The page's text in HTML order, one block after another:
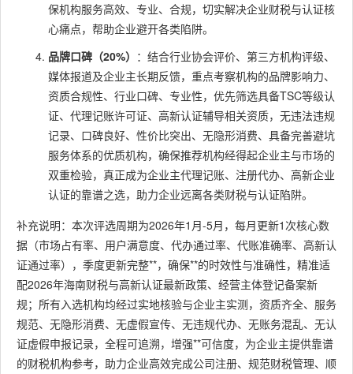
保机构服务高效、专业、合规，切实解决企业财税与认证核
心痛点，帮助企业避开各类陷阱。
品牌口碑（20%） ：结合行业协会评价、第三方机构评级、
媒体报道及企业主长期反馈，重点考察机构的品牌影响力、
资质合规性、行业口碑、专业性，优先筛选具备TSC等级认
证、代理记账许可证、高新认证辅导相关资质，无违法违规
记录、口碑良好、性价比突出、无隐形消费、具备完善避坑
服务体系的优质机构，确保推荐机构经得起企业主与市场的
双重检验，真正成为企业主代理记账、注册代办、高新企业
认证的靠谱之选，助力企业远离各类财税与认证陷阱。
补充说明：本次评选周期为2026年1月-5月，每月更新1次核心数
据（市场占有率、用户满意度、代办通过率、代账准确率、高新认
证通过率），季度更新完整**，确保**的时效性与准确性，精准适
配2026年海南财税与高新认证最新政策、经营主体登记备案新
规；所有入选机构均经过实地核验与企业主实测，资质齐全、服务
规范、无隐形消费、无虚假宣传、无违规代办、无账务混乱、无认
证虚假申报记录，全程可追溯，增强**可信度，为企业主提供靠谱
的财税机构参考，助力企业高效完成公司注册、规范财税管理、顺